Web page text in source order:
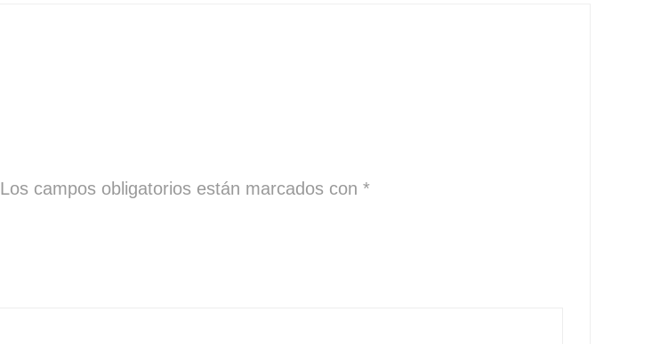
Los campos obligatorios están marcados con *